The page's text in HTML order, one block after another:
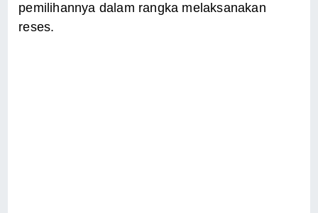
pemilihannya dalam rangka melaksanakan
reses.